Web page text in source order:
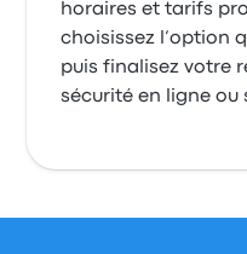
horaires et tarifs
choisissez l’option
puis finalisez votre
sécurité en ligne ou